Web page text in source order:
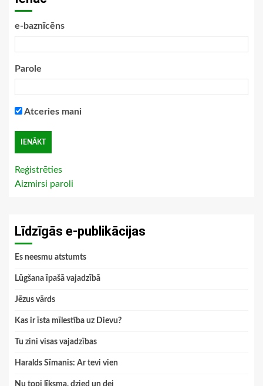
e-baznīcēns
Parole
Atceries mani
Reģistrēties
Aizmirsi paroli
Līdzīgās e-publikācijas
Es neesmu atstumts
Lūgšana īpašā vajadzībā
Jēzus vārds
Kas ir īsta mīlestība uz Dievu?
Tu zini visas vajadzības
Haralds Sīmanis: Ar tevi vien
Nu topi līksma, dzied un dej